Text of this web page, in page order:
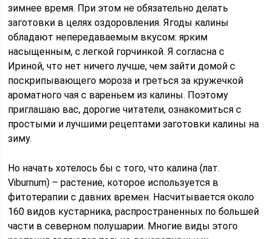
зимнее время. При этом не обязательно делать
заготовки в целях оздоровления. Ягоды калины
обладают непередаваемым вкусом: ярким
насыщенным, с легкой горчинкой. Я согласна с
Ириной, что нет ничего лучше, чем зайти домой с
поскрипывающего мороза и греться за кружечкой
ароматного чая с вареньем из калины. Поэтому
приглашаю вас, дорогие читатели, ознакомиться с
простыми и лучшими рецептами заготовки калины на
зиму.
Но начать хотелось бы с того, что калина (лат.
Viburnum) – растение, которое используется в
фитотерапии с давних времен. Насчитывается около
160 видов кустарника, распространенных по большей
части в северном полушарии. Многие виды этого